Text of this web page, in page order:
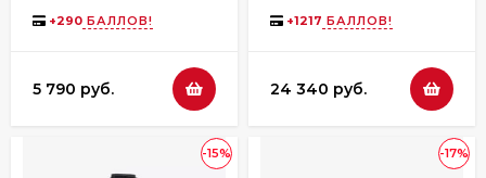
+290 БАЛЛОВ!
5 790 руб.
+1217 БАЛЛОВ!
24 340 руб.
-15% -17%